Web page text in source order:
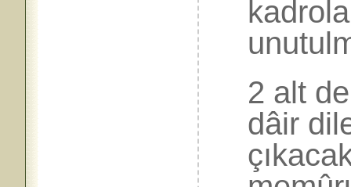
2 alt
dâir